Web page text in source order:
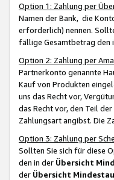
Option 1: Zahlung per
Namen der Bank, die
erforderlich) nennen.
fällige Gesamtbetrag den
Option 2: Zahlung per
Partnerkonto genannte
Kauf von Produkten
uns das Recht vor,
das Recht vor, den Teil
Zahlungsart angibst. Die
Option 3: Zahlung per
Sollten Sie sich für diese
den in der Übersicht
der Übersicht